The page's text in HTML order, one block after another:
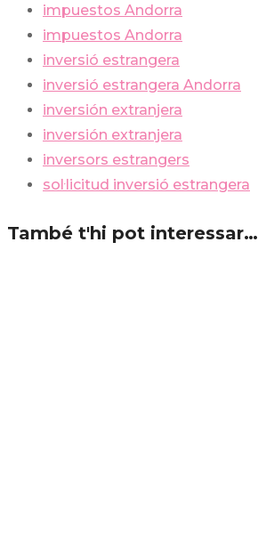
impuestos Andorra
impuestos Andorra
inversió estrangera
inversió estrangera Andorra
inversión extranjera
inversión extranjera
inversors estrangers
sol·licitud inversió estrangera
També t'hi pot interessar…